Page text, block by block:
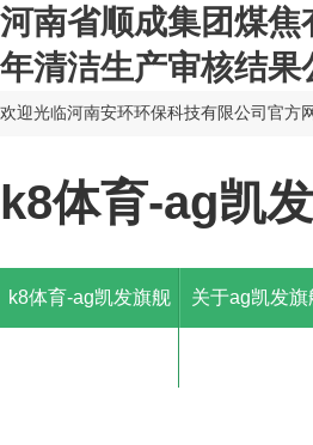
河南省顺成集团煤
年清洁生产审核结
欢迎光临河南安环环保科技有限公司官方
k8体育-ag凯
k8体育-ag凯发旗舰 关于ag凯发旗